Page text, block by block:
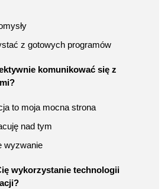
z gotowych programów
komunikować się z
to moja mocna strona
nad tym
wyzwanie
wykorzystanie technologii